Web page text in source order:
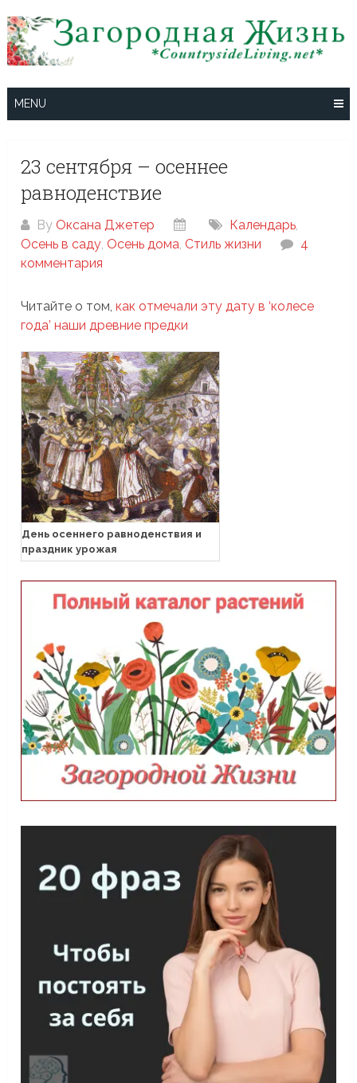
to
content
MENU
23 сентября – осеннее
равноденствие
By Оксана Джетер Календарь,
Осень в саду, Осень дома, Стиль жизни
4
комментария
Читайте о том,как отмечали эту дату в ‘колесе
года’ наши древние предки
День осеннего равноденствия и
праздник урожая